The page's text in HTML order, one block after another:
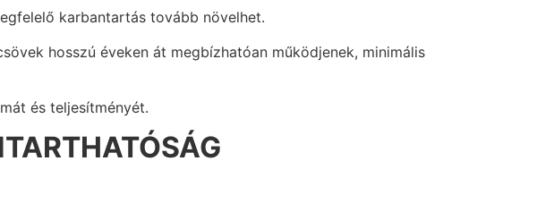
karbantartás tovább növelhet.
hosszú éveken át megbízhatóan működjenek, minimális
és teljesítményét.